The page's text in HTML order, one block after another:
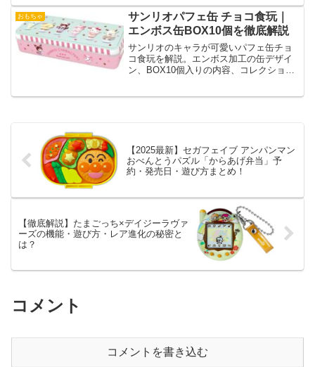
おもちゃ
サンリオパフェ缶 チョコ食玩｜
エンボス缶BOX10個を徹底解説
サンリオのキャラが可愛いパフェ缶チョ
コ食玩を解説。エンボス加工の缶デザイ
ン、BOX10個入りの内容、コレクション
【2025最新】セガフェイブ アンパンマン
おべんとうパズル「からあげ弁当」予
約・発売日・遊び方まとめ！
【徹底解説】たまごっち×デイジーラヴァ
ーズの機能・遊び方・レア進化の秘密と
は？
コメント
コメントを書き込む